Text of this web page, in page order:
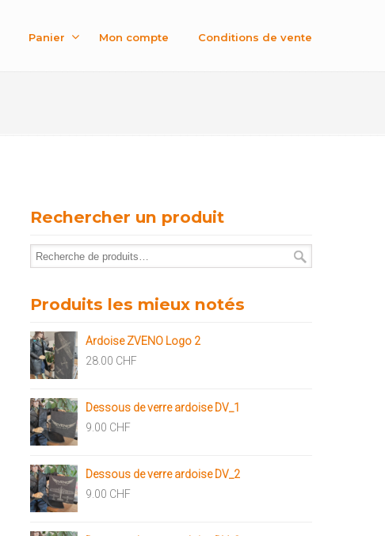
Panier Mon compte Conditions de vente
Rechercher un produit
Produits les mieux notés
Ardoise ZVENO Logo 2
28.00 CHF
Dessous de verre ardoise DV_1
9.00 CHF
Dessous de verre ardoise DV_2
9.00 CHF